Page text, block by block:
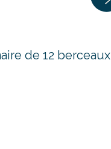
de 12 berceaux